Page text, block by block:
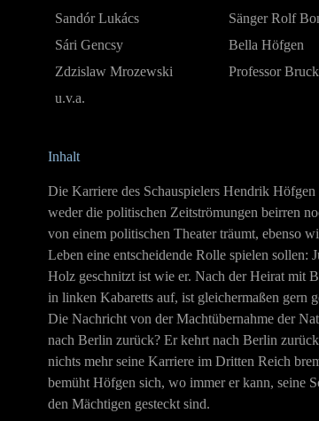
Sandór Lukács
Sänger Rolf
Sári Gencsy
Bella Höfgen
Zdzislaw Mrozewski
Professor
u.v.a.
Inhalt
Die Karriere des Schauspielers Hendrik
weder die politischen Zeitströmungen beirren
von einem politischen Theater träumt, ebenso
Leben eine entscheidende Rolle spielen sollen:
Holz geschnitzt ist wie er. Nach der Heirat mit
in linken Kabaretts auf, ist gleichermaßen gern
Die Nachricht von der Machtübernahme der
nach Berlin zurück? Er kehrt nach Berlin
nichts mehr seine Karriere im Dritten Reich
bemüht Höfgen sich, wo immer er kann, seine
den Mächtigen gesteckt sind.